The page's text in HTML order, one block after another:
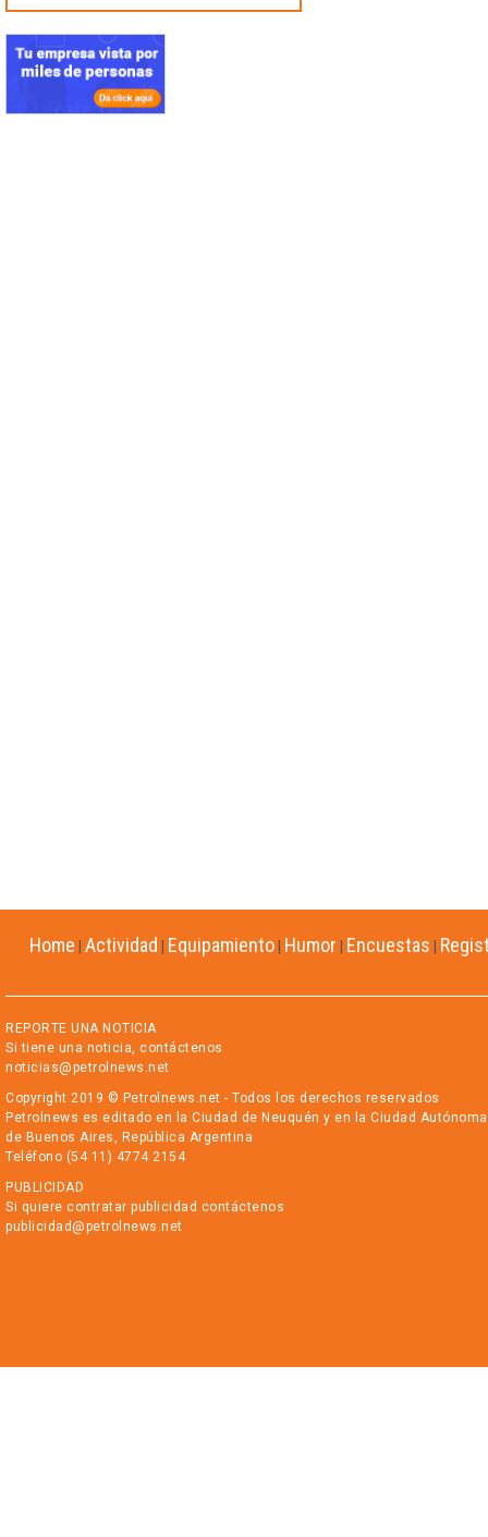
Home Actividad Equipamiento Humor Encuestas
REPORTE UNA NOTICIA
Si tiene una noticia, contáctenos
noticias@petrolnews.net
Copyright 2019 © Petrolnews.net - Todos los derechos reservados
Petrolnews es editado en la Ciudad de Neuquén y en la Ciudad Autónoma
de Buenos Aires, República Argentina
Teléfono (54 11) 4774 2154
PUBLICIDAD
Si quiere contratar publicidad contáctenos
publicidad@petrolnews.net